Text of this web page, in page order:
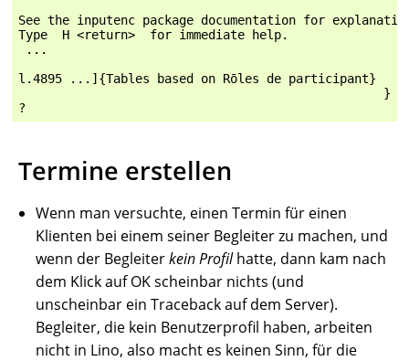
See the inputenc package documentation for
Type  H <return>  for immediate help.
...
l.4895 ...]{Tables based on Rōles de participant}
                                                  }
Termine erstellen
Wenn man versuchte, einen Termin für einen
Klienten bei einem seiner Begleiter zu machen, und
wenn der Begleiterkein Profilhatte, dann kam nach
dem Klick auf OK scheinbar nichts (und
unscheinbar ein Traceback auf dem Server).
Begleiter, die kein Benutzerprofil haben, arbeiten
nicht in Lino, also macht es keinen Sinn, für die